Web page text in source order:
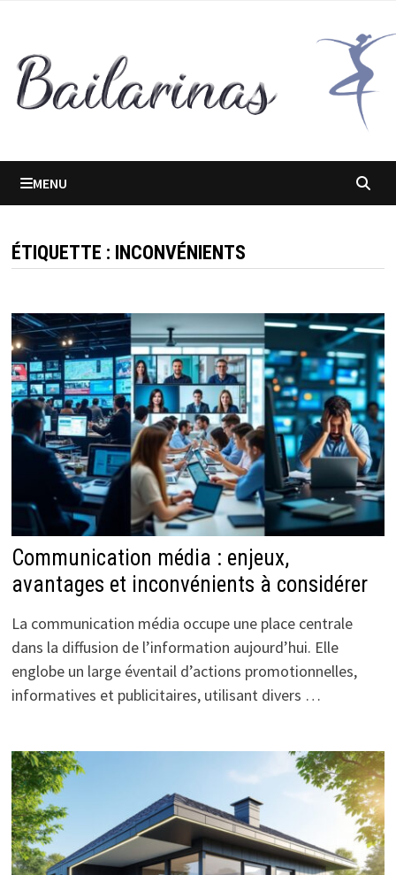
contenu
MENU
ÉTIQUETTE : INCONVÉNIENTS
Communication média : enjeux,
avantages et inconvénients à considérer
La communication média occupe une place centrale
dans la diffusion de l’information aujourd’hui. Elle
englobe un large éventail d’actions promotionnelles,
informatives et publicitaires, utilisant divers …